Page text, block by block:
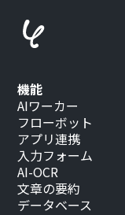
機能
AIワーカー
フローボット
アプリ連携
入力フォーム
AI-OCR
文章の要約
データベース